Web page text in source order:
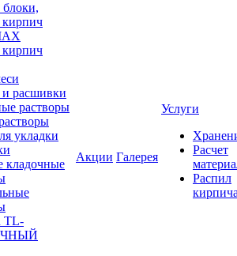
блоки,
кирпич
кирпич
и расшивки
растворы
укладки
кладочные
TL-
Акции Галерея
Услуги
Расчет
Распил